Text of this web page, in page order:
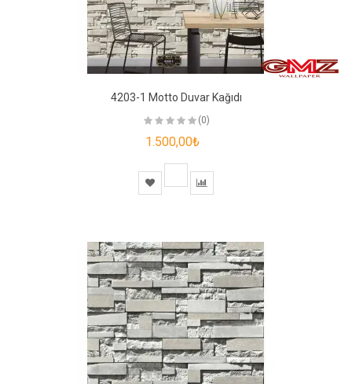
4203-1 Motto Duvar Kağıdı
(0)
1.500,00₺